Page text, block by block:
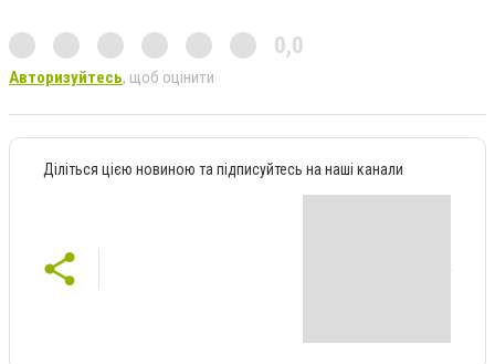
0,0
Авторизуйтесь, щоб оцінити
Діліться цією новиною та підписуйтесь на наші канали